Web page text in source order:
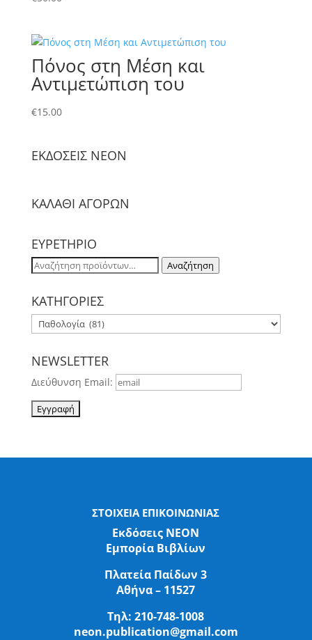
Πόνος στη Μέση και
Αντιμετώπιση του
€15.00
ΕΚΔΟΣΕΙΣ NΕΟΝ
ΚΑΛΑΘΙ ΑΓΟΡΩΝ
ΕΥΡΕΤΗΡΙΟ
Αναζήτηση
Αναζήτηση
ΚΑΤΗΓΟΡΙΕΣ
NEWSLETTER
Διεύθυνση Email:
ΣΤΟΙΧΕΙΑ ΕΠΙΚΟΙΝΩΝΙΑΣ
Εκδόσεις ΝΕΟΝ
Εμπορία Βιβλίων
Πλατεία Παίδων 3
Αθήνα – 11527
Τηλ:210-748-1008
neon.publication@gmail.com